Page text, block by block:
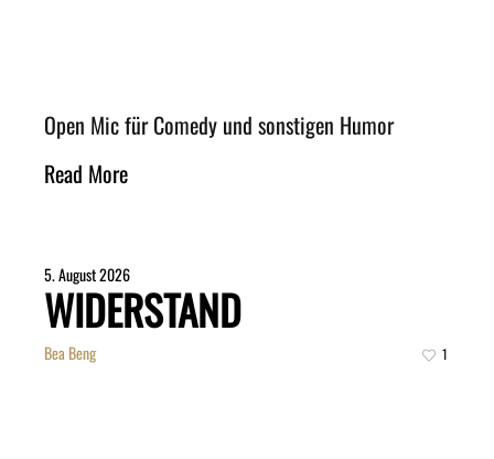
Open Mic für Comedy und sonstigen Humor
Read More
5. August 2026
WIDERSTAND
Bea Beng 1